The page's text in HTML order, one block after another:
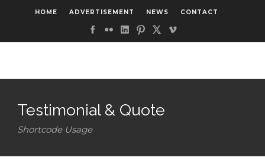
HOME ADVERTISEMENT NEWS CONTACT
Testimonial & Quote
Shortcode Usage